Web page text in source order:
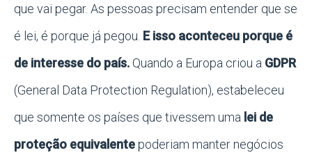
que vai pegar. As pessoas precisam entender que se
é lei, é porque já pegou. E isso aconteceu porque é
de interesse do país.Quando a Europa criou a GDPR
(General Data Protection Regulation), estabeleceu
que somente os países que tivessem uma lei de
proteção equivalentepoderiam manter negócios